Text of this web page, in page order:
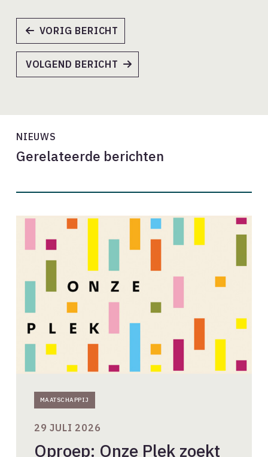
VORIG BERICHT
VOLGEND BERICHT
NIEUWS
Gerelateerde berichten
MAATSCHAPPIJ
Oproep:
ontwerpers
Oproep: Onze Plek zoekt
29 JULI 2026